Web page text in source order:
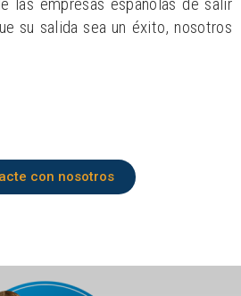
su salida sea un éxito, nosotros
con nosotros